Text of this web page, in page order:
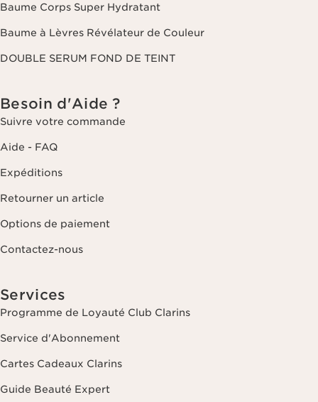
Baume Corps Super Hydratant
Baume à Lèvres Révélateur de Couleur
DOUBLE SERUM FOND DE TEINT
Besoin d'Aide ?
Suivre votre commande
Aide - FAQ
Expéditions
Retourner un article
Options de paiement
Contactez-nous
Services
Programme de Loyauté Club Clarins
Service d'Abonnement
Cartes Cadeaux Clarins
Guide Beauté Expert